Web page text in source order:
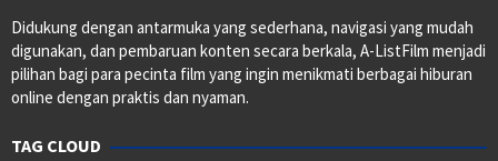
Didukung dengan antarmuka yang sederhana, navigasi yang mudah
digunakan, dan pembaruan konten secara berkala, A-ListFilm menjadi
pilihan bagi para pecinta film yang ingin menikmati berbagai hiburan
online dengan praktis dan nyaman.
TAG CLOUD